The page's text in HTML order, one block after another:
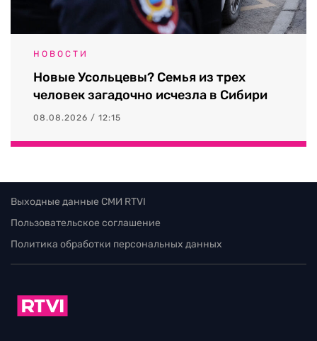
НОВОСТИ
Новые Усольцевы? Семья из трех
человек загадочно исчезла в Сибири
08.08.2026 / 12:15
Выходные данные СМИ RTVI
Пользовательское соглашение
Политика обработки персональных данных